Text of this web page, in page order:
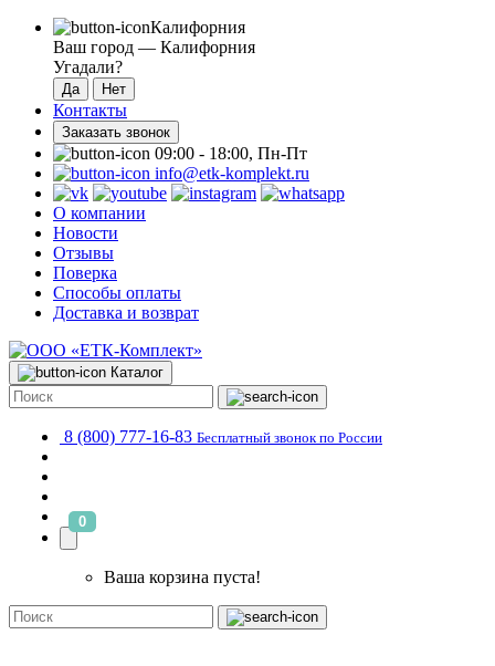
Калифорния
Ваш город — Калифорния
Угадали?
Контакты
Заказать звонок
09:00 - 18:00, Пн-Пт
info@etk-komplekt.ru
О компании
Новости
Отзывы
Поверка
Способы оплаты
Доставка и возврат
Каталог
8 (800) 777-16-83 Бесплатный звонок по России
0
Ваша корзина пуста!